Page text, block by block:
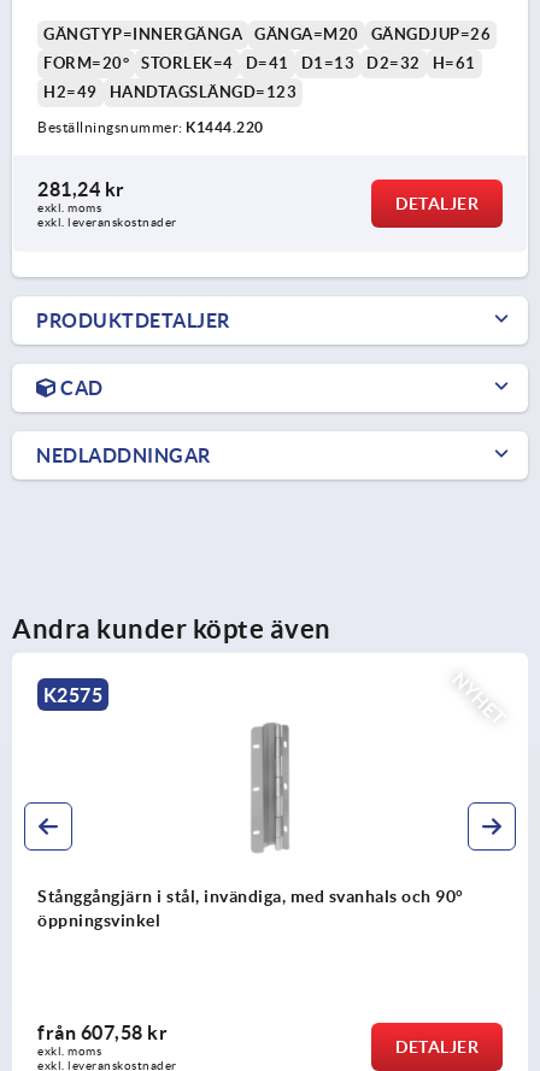
GÄNGTYP=INNERGÄNGA GÄNGA=M20
GÄNGDJUP=26
FORM=20°
STORLEK=4 D=41 D1=13 D2=32
H=61
H2=49
HANDTAGSLÄNGD=123
Beställningsnummer: K1444.220
281,24 kr
exkl. moms
exkl. leveranskostnader
DETALJER
PRODUKTDETALJER
CAD
NEDLADDNINGAR
Andra kunder köpte även
NYHET
K2575
Stånggångjärn i stål, invändiga, med svanhals och 90°
öppningsvinkel
från607,58 kr
exkl. moms
exkl. leveranskostnader
DETALJER